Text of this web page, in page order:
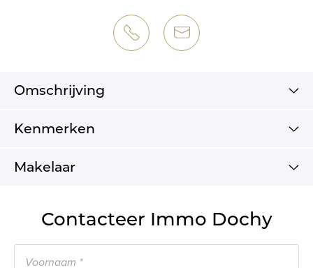
Omschrijving
Kenmerken
Makelaar
Contacteer Immo Dochy